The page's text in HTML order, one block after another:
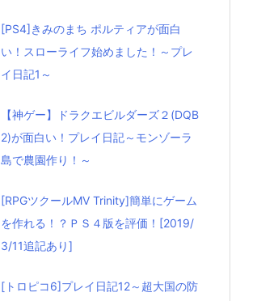
[PS4]きみのまち ポルティアが面白
い！スローライフ始めました！～プレ
イ日記1～
【神ゲー】ドラクエビルダーズ２(DQB
2)が面白い！プレイ日記～モンゾーラ
島で農園作り！～
[RPGツクールMV Trinity]簡単にゲーム
を作れる！？ＰＳ４版を評価！[2019/
3/11追記あり]
[トロピコ6]プレイ日記12～超大国の防